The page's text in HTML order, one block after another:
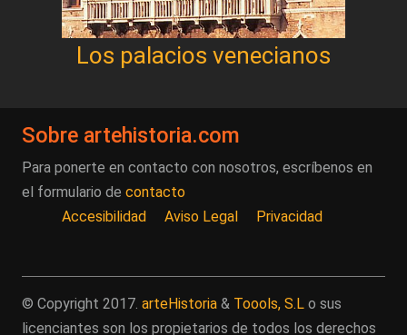
Los palacios venecianos
Sobre artehistoria.com
Para ponerte en contacto con nosotros, escríbenos en
el formulario de contacto
Accesibilidad
Aviso Legal Privacidad
© Copyright 2017. arteHistoria & Toools, S.L o sus
licenciantes son los propietarios de todos los derechos